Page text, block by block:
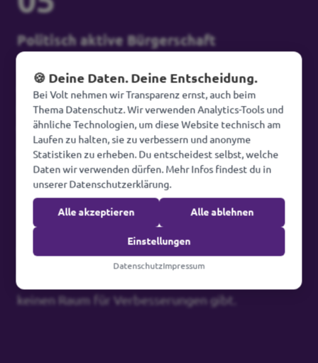
Politisch aktive Bürgerschaft
der Lage sein, fundierte politische
Entscheidungen zu treffen, selbstständig über
Wahlen hinaus Einfluss auf die Politik zu nehmen
und ihre demokratischen Rechte auszuüben.
+1
EU Reform
keinen Raum für Verbesserungen gibt.
🍪 Deine Daten. Deine Entscheidung.
Bei Volt nehmen wir Transparenz ernst, auch beim
Thema Datenschutz. Wir verwenden Analytics-Tools und
ähnliche Technologien, um diese Website technisch am
Laufen zu halten, sie zu verbessern und anonyme
Statistiken zu erheben. Du entscheidest selbst, welche
Daten wir verwenden dürfen. Mehr Infos findest du in
unserer Datenschutzerklärung.
Alle akzeptieren Alle ablehnen
Einstellungen
DatenschutzImpressum